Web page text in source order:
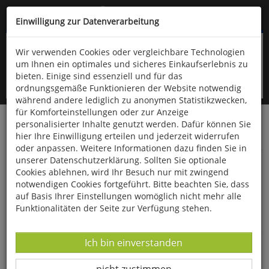
Kompletten Head der Seite überspringen
oder (06766) 9323-960
Startseite Bücher Downloads
Zeitschriften
Der Falke
Vögel der "Wilden Weiden"
Einwilligung zur Datenverarbeitung
Wir verwenden Cookies oder vergleichbare Technologien
um Ihnen ein optimales und sicheres Einkaufserlebnis zu
bieten. Einige sind essenziell und für das
ordnungsgemäße Funktionieren der Website notwendig
während andere lediglich zu anonymen Statistikzwecken,
für Komforteinstellungen oder zur Anzeige
personalisierter Inhalte genutzt werden. Dafür können Sie
hier Ihre Einwilligung erteilen und jederzeit widerrufen
oder anpassen. Weitere Informationen dazu finden Sie in
unserer Datenschutzerklärung. Sollten Sie optionale
Cookies ablehnen, wird Ihr Besuch nur mit zwingend
notwendigen Cookies fortgeführt. Bitte beachten Sie, dass
auf Basis Ihrer Einstellungen womöglich nicht mehr alle
Funktionalitäten der Seite zur Verfügung stehen.
Datenverarbeitung -
Ich bin einverstanden